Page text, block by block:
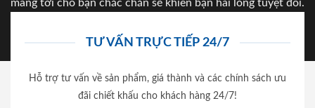
mang tới cho bạn chắc chắn sẽ khiến bạn hài lòng tuyệt đối.
TƯ VẤN TRỰC TIẾP 24/7
Hỗ trợ tư vấn về sản phẩm, giá thành và các chính sách ưu
đãi chiết khấu cho khách hàng 24/7!